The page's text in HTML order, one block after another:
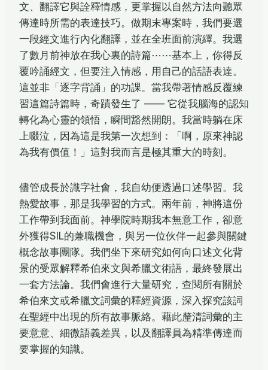
文、翻譯它與詮釋情感，更掌握以自然方法向聽眾
傳達時所需的表達技巧。做期末專案時，我們要選
一段經文進行內化翻譯，並在全班面前演繹。我選
了數月前神放在我心裏的詩篇⋯⋯基本上，你得反
覆吟誦經文，但要注入情感，用自己的話語表達。
這並非「逐字背誦」的功課。當我帶著情感反覆練
習這篇詩篇時，奇蹟發生了 —— 它從我腦海的認知
轉化為心靈的領悟，瞬間豁然開朗。我當時躺在床
上啜泣，因為這是我第一次想到：「啊，原來神認
為我有價值！」這對我而言是極其重大的時刻。
儘管成長於識字社會，我自幼便透過口述學習。我
熱愛故事，那是我學習的方式。兩年前，神將這份
工作帶到我面前。神學院時期我本無意工作，卻意
外獲得SIL的兼職機會，與另一位伙伴一起參與關鍵
概念故事團隊。我們坐下來研究如何向口述文化背
景的受眾解釋希伯來文與希臘文術語，最終發展出
一套方法論。我們會進行大量研究，查閱所有關於
希伯來文或希臘文詞彙的釋經資源，深入探究該詞
在聖經中出現的所有故事脈絡。藉此釐清詞彙的主
要意意、細微語義差異，以及翻譯員為精準傳達而
要掌握的知識。